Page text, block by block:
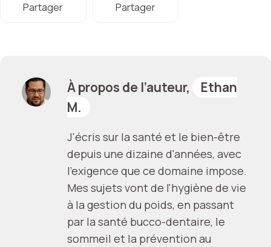
Partager Partager
À propos de l’auteur,
Ethan
M.
J'écris sur la santé et le bien-être
depuis une dizaine d'années, avec
l'exigence que ce domaine impose.
Mes sujets vont de l'hygiène de vie
à la gestion du poids, en passant
par la santé bucco-dentaire, le
sommeil et la prévention au